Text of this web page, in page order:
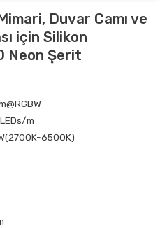
Duvar Camı ve
için Silikon
Neon Şerit
m
6500K)